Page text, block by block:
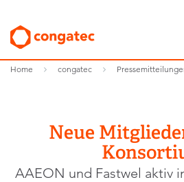
Home congatec
Neue
AAEON und Fastwel aktiv